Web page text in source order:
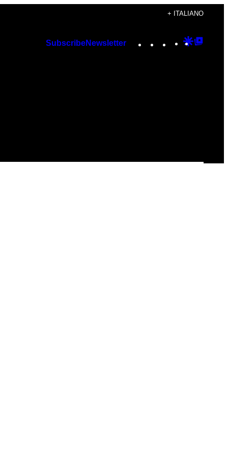
+ ITALIANO
SubscribeNewsletter Instagram
TikTok
YouTube
Google